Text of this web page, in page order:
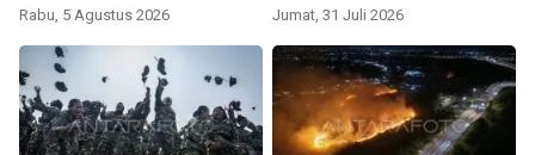
Rabu, 5 Agustus 2026 Jumat, 31 Juli 2026